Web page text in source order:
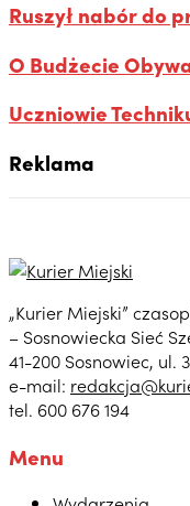
Ruszył nabór do
O Budżecie
Uczniowie
Reklama
„Kurier Miejski”
– Sosnowiecka Sieć
41-200 Sosnowiec, ul.
e-mail:
tel. 600 676 194
Menu